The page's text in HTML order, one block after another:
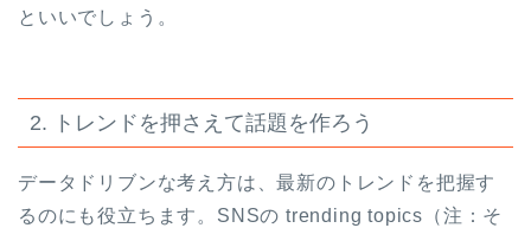
といいでしょう。
2. トレンドを押さえて話題を作ろう
データドリブンな考え方は、最新のトレンドを把握す
るのにも役立ちます。SNSの trending topics（注：そ